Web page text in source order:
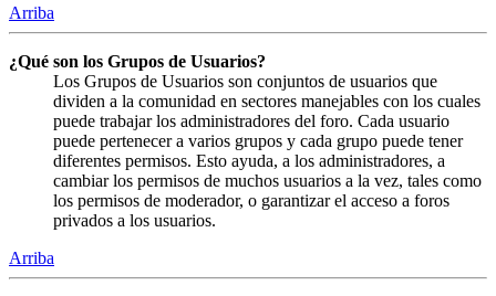
Arriba
¿Qué son los Grupos de Usuarios?
Los Grupos de Usuarios son conjuntos de usuarios que
dividen a la comunidad en sectores manejables con los cuales
puede trabajar los administradores del foro. Cada usuario
puede pertenecer a varios grupos y cada grupo puede tener
diferentes permisos. Esto ayuda, a los administradores, a
cambiar los permisos de muchos usuarios a la vez, tales como
los permisos de moderador, o garantizar el acceso a foros
privados a los usuarios.
Arriba